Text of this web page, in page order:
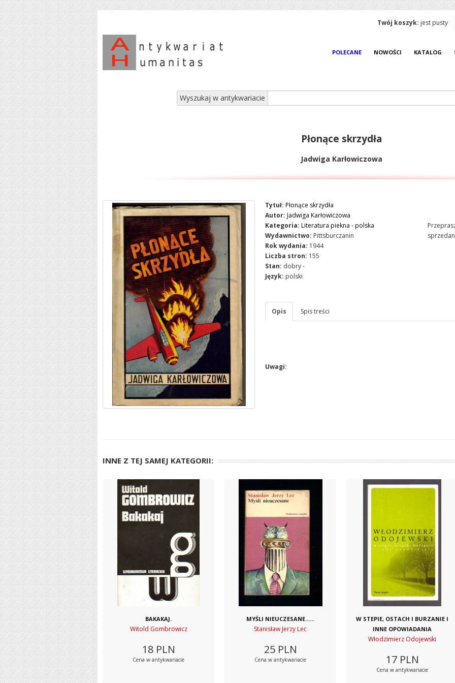
Twój koszyk: jest pusty
POLECANE NOWOŚCI KATALOG
Wyszukaj w antykwariacie
Płonące skrzydła
Jadwiga Karłowiczowa
Tytuł: Płonące skrzydła
Autor: Jadwiga Karłowiczowa
Kategoria: Literatura piekna - polska
Wydawnictwo: Pittsburczanin
Rok wydania: 1944
Liczba stron: 155
Stan: dobry -
Język: polski
Opis Spis treści
Uwagi:
INNE Z TEJ SAMEJ KATEGORII:
BAKAKAJ.
Witold Gombrowicz
18 PLN
Cena w antykwariacie
MYŚLI NIEUCZESANE......
Stanisław Jerzy Lec
25 PLN
Cena w antykwariacie
W STEPIE, OSTACH I BURZANIE I
INNE OPOWIADANIA
Włodzimierz Odojewski
17 PLN
Cena w antykwariacie